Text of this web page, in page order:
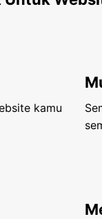
kamu